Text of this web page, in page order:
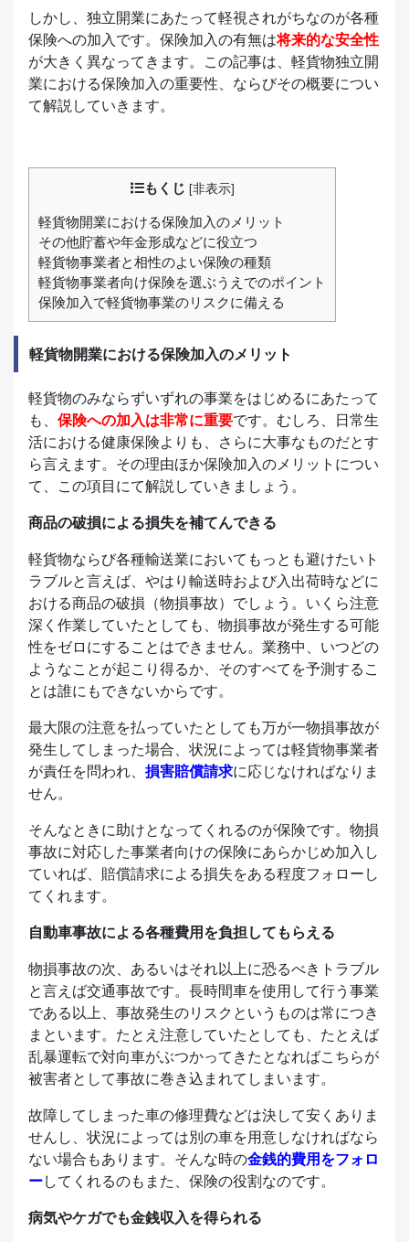
しかし、独立開業にあたって軽視されがちなのが各種
保険への加入です。保険加入の有無は将来的な安全性
が大きく異なってきます。この記事は、軽貨物独立開
業における保険加入の重要性、ならびその概要につい
て解説していきます。
もくじ [非表示]
軽貨物開業における保険加入のメリット
その他貯蓄や年金形成などに役立つ
軽貨物事業者と相性のよい保険の種類
軽貨物事業者向け保険を選ぶうえでのポイント
保険加入で軽貨物事業のリスクに備える
軽貨物開業における保険加入のメリット
軽貨物のみならずいずれの事業をはじめるにあたって
も、 保険への加入は非常に重要です。むしろ、日常生
活における健康保険よりも、さらに大事なものだとす
ら言えます。その理由ほか保険加入のメリットについ
て、この項目にて解説していきましょう。
商品の破損による損失を補てんできる
軽貨物ならび各種輸送業においてもっとも避けたいト
ラブルと言えば、やはり輸送時および入出荷時などに
おける商品の破損（物損事故）でしょう。いくら注意
深く作業していたとしても、物損事故が発生する可能
性をゼロにすることはできません。業務中、いつどの
ようなことが起こり得るか、そのすべてを予測するこ
とは誰にもできないからです。
最大限の注意を払っていたとしても万が一物損事故が
発生してしまった場合、状況によっては軽貨物事業者
が責任を問われ、 損害賠償請求に応じなければなりま
せん。
そんなときに助けとなってくれるのが保険です。物損
事故に対応した事業者向けの保険にあらかじめ加入し
ていれば、賠償請求による損失をある程度フォローし
てくれます。
自動車事故による各種費用を負担してもらえる
物損事故の次、あるいはそれ以上に恐るべきトラブル
と言えば交通事故です。長時間車を使用して行う事業
である以上、事故発生のリスクというものは常につき
まといます。たとえ注意していたとしても、たとえば
乱暴運転で対向車がぶつかってきたとなればこちらが
被害者として事故に巻き込まれてしまいます。
故障してしまった車の修理費などは決して安くありま
せんし、状況によっては別の車を用意しなければなら
ない場合もあります。そんな時の金銭的費用をフォロ
ーしてくれるのもまた、保険の役割なのです。
病気やケガでも金銭収入を得られる